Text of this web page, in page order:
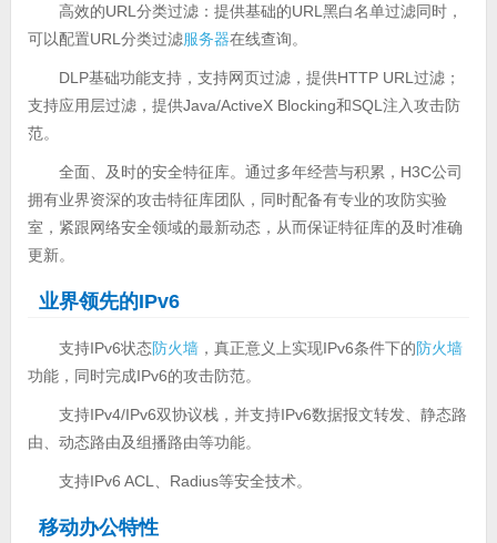
高效的URL分类过滤：提供基础的URL黑白名单过滤同时，
可以配置URL分类过滤服务器在线查询。
DLP基础功能支持，支持网页过滤，提供HTTP URL过滤；
支持应用层过滤，提供Java/ActiveX Blocking和SQL注入攻击防
范。
全面、及时的安全特征库。通过多年经营与积累，H3C公司
拥有业界资深的攻击特征库团队，同时配备有专业的攻防实验
室，紧跟网络安全领域的最新动态，从而保证特征库的及时准确
更新。
业界领先的IPv6
支持IPv6状态防火墙，真正意义上实现IPv6条件下的防火墙
功能，同时完成IPv6的攻击防范。
支持IPv4/IPv6双协议栈，并支持IPv6数据报文转发、静态路
由、动态路由及组播路由等功能。
支持IPv6 ACL、Radius等安全技术。
移动办公特性